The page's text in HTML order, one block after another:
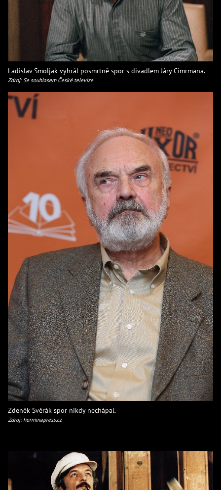
Ladislav Smoljak vyhrál posmrtně spor s divadlem Járy Cimrmana.
Zdroj: Se souhlasem České televize
Zdeněk Svěrák spor nikdy nechápal.
Zdroj: herminapress.cz